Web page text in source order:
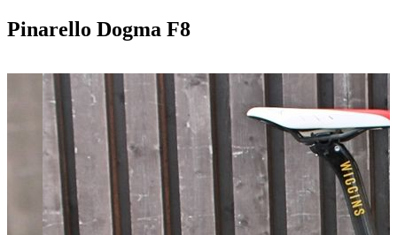
Pinarello Dogma F8